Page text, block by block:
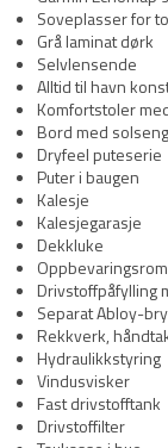
Soveplasser for to
Grå laminat dørk
Selvlensende
Alltid til havn
Komfortstoler
Bord med solseng
Dryfeel puteserie
Puter i baugen
Kalesje
Kalesjegarasje
Dekkluke
Drivstoffpåfylling
Separat Abloy-
Rekkverk,
Hydraulikkstyring
Vindusvisker
Fast drivstofftank
Drivstoffilter